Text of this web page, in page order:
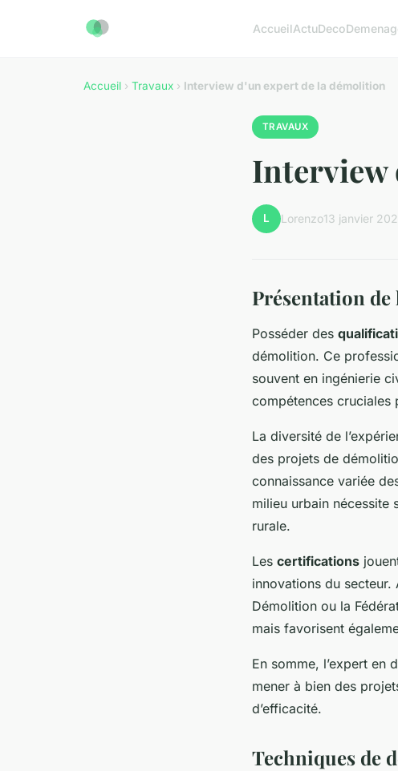
AccueilActuDeco
Accueil › Travaux › Interview d'un expert de la démolition
TRAVAUX
Interview
L Lorenzo13 janvier
Présentation
Posséder des
démolition. Ce
souvent en ingénierie
compétences cruciales
La diversité de
des projets de
connaissance variée
milieu urbain nécessite
rurale.
Les certifications
innovations du secteur.
Démolition ou la
mais favorisent
En somme, l’expert en
mener à bien des
d’efficacité.
Techniques de